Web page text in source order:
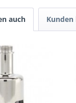
auch Kunden